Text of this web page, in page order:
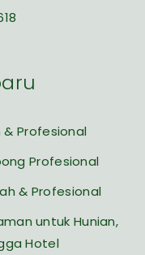
& Profesional
Profesional
& Profesional
untuk Hunian,
Hotel